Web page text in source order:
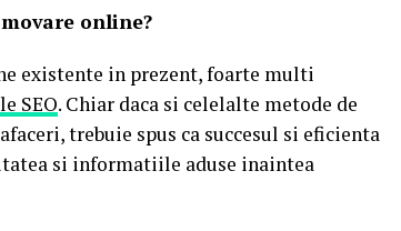
online?
existente in prezent, foarte multi
SEO. Chiar daca si celelalte metode de
trebuie spus ca succesul si eficienta
si informatiile aduse inaintea